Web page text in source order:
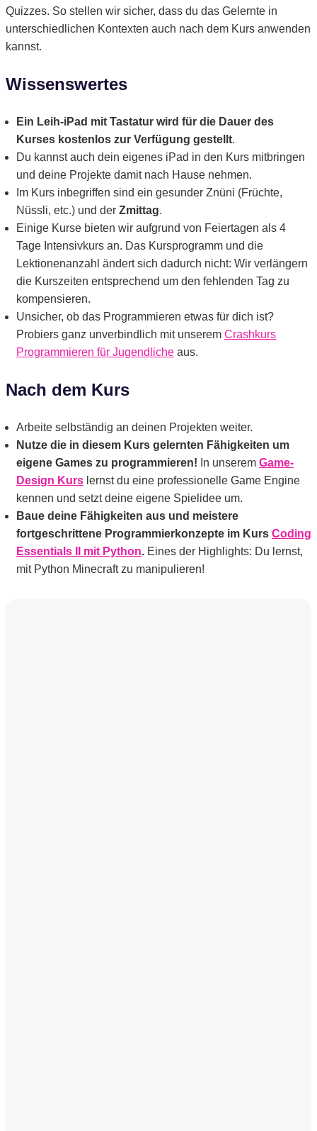
Quizzes. So stellen wir sicher, dass du das Gelernte in
unterschiedlichen Kontexten auch nach dem Kurs anwenden
kannst.
Wissenswertes
Ein Leih-iPad mit Tastatur wird für die Dauer des
Kurses kostenlos zur Verfügung gestellt.
Du kannst auch dein eigenes iPad in den Kurs mitbringen
und deine Projekte damit nach Hause nehmen.
Im Kurs inbegriffen sind ein gesunder Znüni (Früchte,
Nüssli, etc.) und der Zmittag.
Einige Kurse bieten wir aufgrund von Feiertagen als 4
Tage Intensivkurs an. Das Kursprogramm und die
Lektionenanzahl ändert sich dadurch nicht: Wir verlängern
die Kurszeiten entsprechend um den fehlenden Tag zu
kompensieren.
Unsicher, ob das Programmieren etwas für dich ist?
Probiers ganz unverbindlich mit unserem Crashkurs
Programmieren für Jugendliche aus.
Nach dem Kurs
Arbeite selbständig an deinen Projekten weiter.
Nutze die in diesem Kurs gelernten Fähigkeiten um
eigene Games zu programmieren! In unserem Game-
Design Kurs lernst du eine professionelle Game Engine
kennen und setzt deine eigene Spielidee um.
Baue deine Fähigkeiten aus und meistere
fortgeschrittene Programmierkonzepte im Kurs Coding
Essentials II mit Python. Eines der Highlights: Du lernst,
mit Python Minecraft zu manipulieren!